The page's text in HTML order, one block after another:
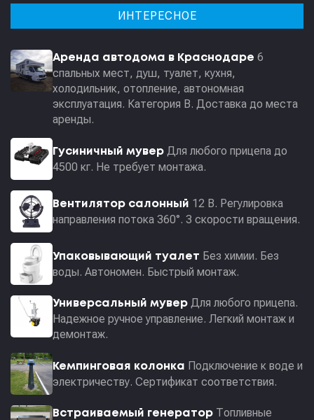
ИНТЕРЕСНОЕ
Аренда автодома в Краснодаре 6
спальных мест, душ, туалет, кухня,
холодильник, отопление, автономная
эксплуатация. Категория В. Доставка до места
аренды.
Гусиничный мувер Для любого прицепа до
4500 кг. Не требует монтажа.
Вентилятор салонный 12 В. Регулировка
направления потока 360°. 3 скорости вращения.
Упаковывающий туалет Без химии. Без
воды. Автономен. Быстрый монтаж.
Универсальный мувер Для любого прицепа.
Надежное ручное управление. Легкий монтаж и
демонтаж.
Кемпинговая колонка Подключение к воде и
электричеству. Сертификат соответствия.
Встраиваемый генератор Топливные